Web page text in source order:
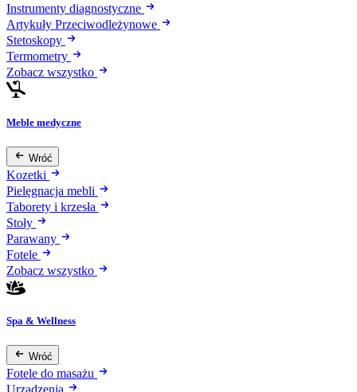
Instrumenty diagnostyczne
Artykuły Przeciwodleżynowe
Stetoskopy
Termometry
Zobacz wszystko
Meble medyczne
Wróć
Kozetki
Pielęgnacja mebli
Taborety i krzesła
Stoły
Parawany
Fotele
Zobacz wszystko
Spa & Wellness
Wróć
Fotele do masażu